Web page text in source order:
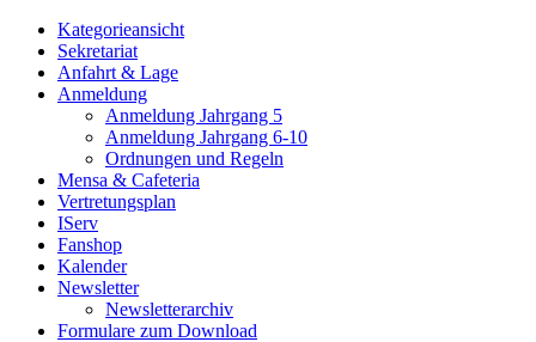
Kategorieansicht
Sekretariat
Anfahrt & Lage
Anmeldung
Anmeldung Jahrgang 5
Anmeldung Jahrgang 6-10
Ordnungen und Regeln
Mensa & Cafeteria
Vertretungsplan
IServ
Fanshop
Kalender
Newsletter
Newsletterarchiv
Formulare zum Download